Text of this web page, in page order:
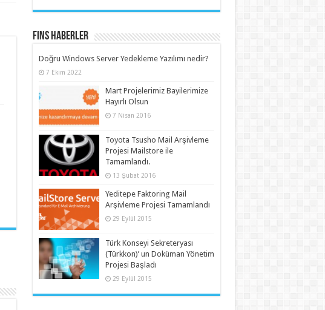
Fins Haberler
Doğru Windows Server Yedekleme Yazılımı nedir?
7 Ekim 2022
Mart Projelerimiz Bayilerimize
Hayırlı Olsun
7 Nisan 2016
Toyota Tsusho Mail Arşivleme
Projesi Mailstore ile
Tamamlandı.
13 Şubat 2016
Yeditepe Faktoring Mail
Arşivleme Projesi Tamamlandı
29 Eylül 2015
Türk Konseyi Sekreteryası
(Türkkon)’ un Doküman Yönetim
Projesi Başladı
29 Eylül 2015